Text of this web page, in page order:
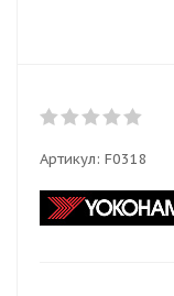
Артикул: F0318